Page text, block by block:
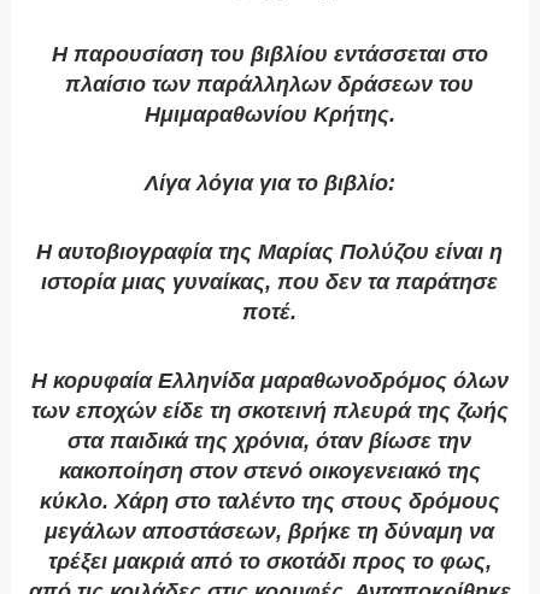
Η παρουσίαση του βιβλίου εντάσσεται στο
πλαίσιο των παράλληλων δράσεων του
Ημιμαραθωνίου Κρήτης.
Λίγα λόγια για το βιβλίο:
Η αυτοβιογραφία της Μαρίας Πολύζου είναι η
ιστορία μιας γυναίκας, που δεν τα παράτησε
ποτέ.
Η κορυφαία Ελληνίδα μαραθωνοδρόμος όλων
των εποχών είδε τη σκοτεινή πλευρά της ζωής
στα παιδικά της χρόνια, όταν βίωσε την
κακοποίηση στον στενό οικογενειακό της
κύκλο. Χάρη στο ταλέντο της στους δρόμους
μεγάλων αποστάσεων, βρήκε τη δύναμη να
τρέξει μακριά από το σκοτάδι προς το φως,